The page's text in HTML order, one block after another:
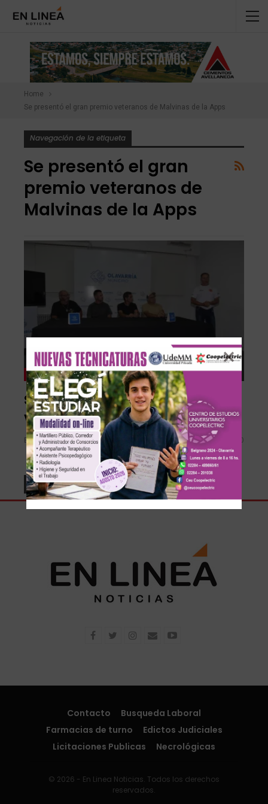
Home
Se presentó el gran premio veteranos de Malvinas de la Apps
Navegación de la etiqueta
Se presentó el gran
premio veteranos de
Malvinas de la Apps
Deportes
Se presentó el gran premio
veteranos de Malvinas de la Apps
En Linea Noticias Abr 18, 2026 0
LEE MAS...
Contacto
Busqueda Laboral
Farmacias de turno
Edictos Judiciales
Licitaciones Publicas
Necrológicas
© 2026 - En Linea Noticias. Todos los derechos
reservados.